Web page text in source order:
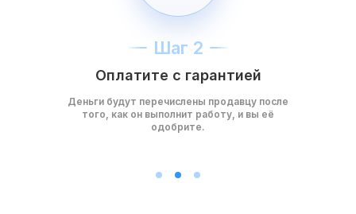
Шаг 2
Оплатите с гарантией
Деньги будут перечислены продавцу после
того, как он выполнит работу, и вы её
одобрите.